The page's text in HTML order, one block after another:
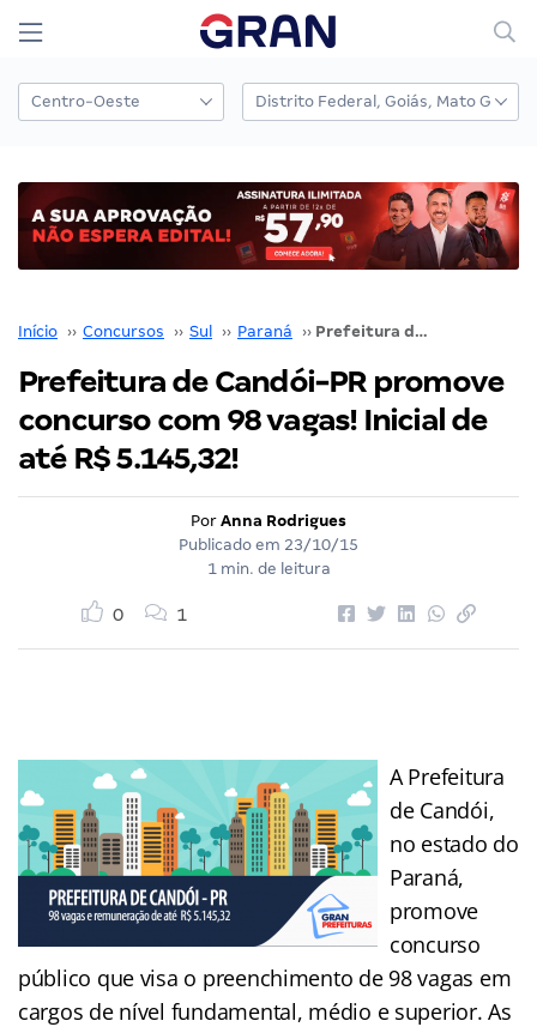
Início ›› Concursos ›› Sul ›› Paraná ›› Prefeitura de Candói-PR promove concurso com 98 vagas! Inicial de até R$ 5.145,32!
Prefeitura de Candói-PR promove
concurso com 98 vagas! Inicial de
até R$ 5.145,32!
Por Anna Rodrigues
Publicado em 23/10/15
1 min. de leitura
0 1
A Prefeitura
de Candói,
no estado do
Paraná,
promove
concurso
público que visa o preenchimento de 98 vagas em
cargos de nível fundamental, médio e superior. As